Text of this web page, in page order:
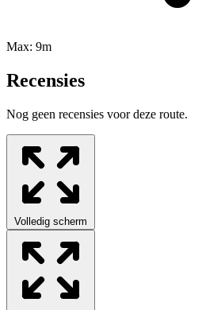
Max: 9m
Recensies
Nog geen recensies voor deze route.
Volledig scherm